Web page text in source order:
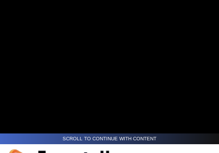
SCROLL TO CONTINUE WITH CONTENT